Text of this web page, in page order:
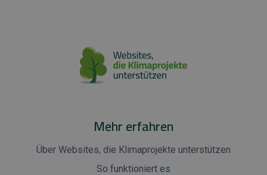
Mehr erfahren
Über Websites, die Klimaprojekte unterstützen
So funktioniert es